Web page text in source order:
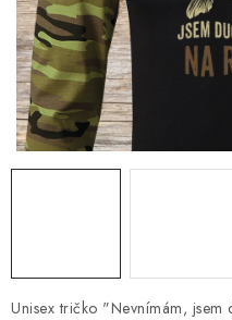
Jak nakupovat Moje
Hodnocení obchodu
Potisk
GDPR + cookies
Unisex tričko "Nevnímám, jsem